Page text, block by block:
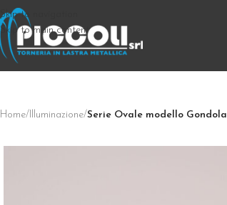
Skip to navigation
Skip to main content
Home/Illuminazione/Serie Ovale modello Gondola